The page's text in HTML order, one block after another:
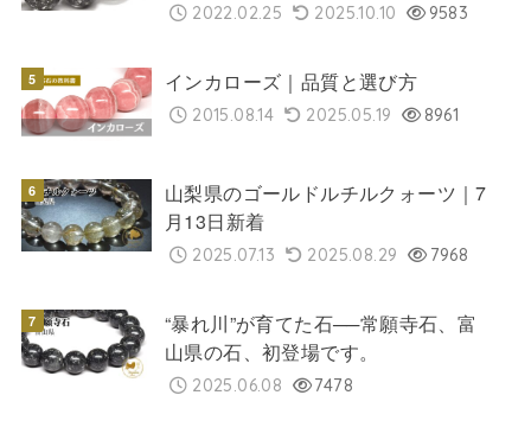
2022.02.25 2025.10.10 9583
インカローズ｜品質と選び方
2015.08.14 2025.05.19 8961
山梨県のゴールドルチルクォーツ｜7
月13日新着
2025.07.13 2025.08.29 7968
“暴れ川”が育てた石──常願寺石、富
山県の石、初登場です。
2025.06.08 7478